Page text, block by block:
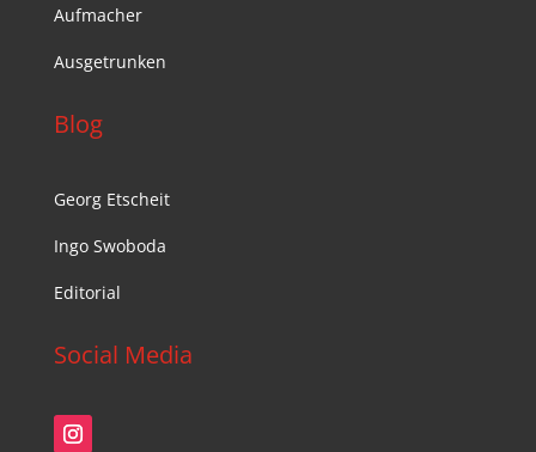
Aufmacher
Ausgetrunken
Blog
Georg Etscheit
Ingo Swoboda
Editorial
Social Media